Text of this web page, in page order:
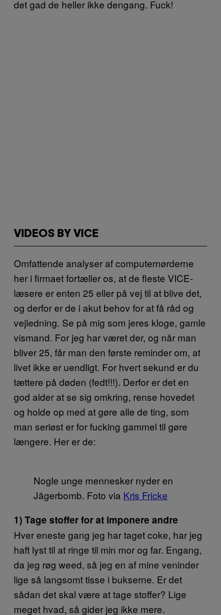
det gad de heller ikke dengang. Fuck!
VIDEOS BY VICE
Omfattende analyser af computernørderne
her i firmaet fortæller os, at de fleste VICE-
læsere er enten 25 eller på vej til at blive det,
og derfor er de i akut behov for at få råd og
vejledning. Se på mig som jeres kloge, gamle
vismand. For jeg har været der, og når man
bliver 25, får man den første reminder om, at
livet ikke er uendligt. For hvert sekund er du
tættere på døden (fedt!!!). Derfor er det en
god alder at se sig omkring, rense hovedet
og holde op med at gøre alle de ting, som
man seriøst er for fucking gammel til gøre
længere. Her er de:
Nogle unge mennesker nyder en
Jägerbomb. Foto via Kris Fricke
1) Tage stoffer for at imponere andre
Hver eneste gang jeg har taget coke, har jeg
haft lyst til at ringe til min mor og far. Engang,
da jeg røg weed, så jeg en af mine veninder
lige så langsomt tisse i bukserne. Er det
sådan det skal være at tage stoffer? Lige
meget hvad, så gider jeg ikke mere.